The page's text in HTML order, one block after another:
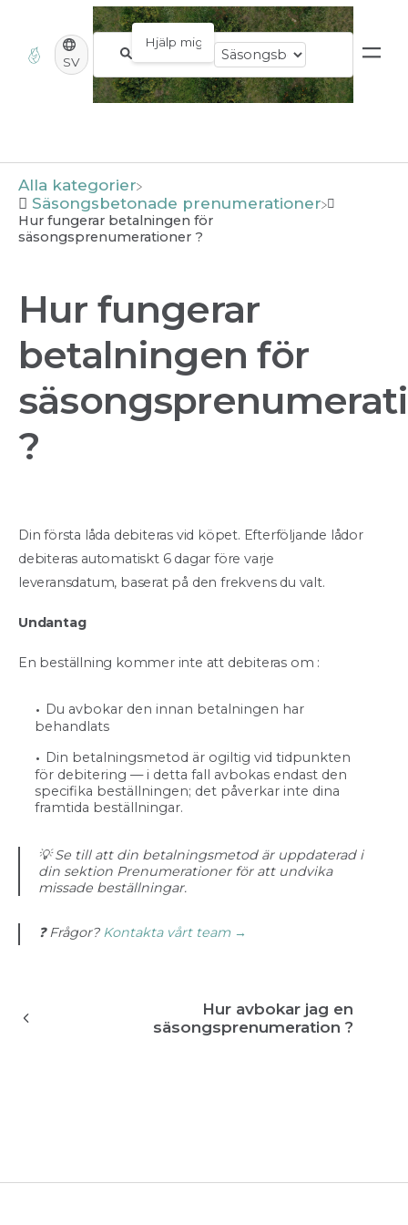
SV
Alla kategorier
​Säsongsbetonade prenumerationer
Hur fungerar betalningen för
säsongsprenumerationer ?
Hur fungerar
betalningen för
?
Din första låda debiteras vid köpet. Efterföljande lådor
debiteras automatiskt 6 dagar före varje
leveransdatum, baserat på den frekvens du valt.
Undantag
En beställning kommer inte att debiteras om :
Du avbokar den innan betalningen har
behandlats
Din betalningsmetod är ogiltig vid tidpunkten
för debitering — i detta fall avbokas endast den
specifika beställningen; det påverkar inte dina
framtida beställningar.
💡 Se till att din betalningsmetod är uppdaterad i
din sektion Prenumerationer för att undvika
missade beställningar.
❓ Frågor? Kontakta vårt team →
Hur avbokar jag en
säsongsprenumeration ?